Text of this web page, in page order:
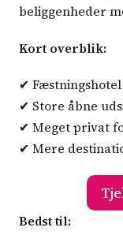
beliggenheder
Kort overblik:
✔
✔ Store åbne
✔ Meget privat
✔ Mere
Bedst til: